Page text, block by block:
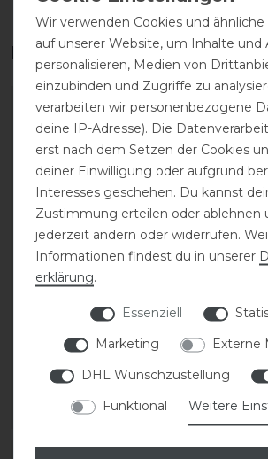
Das perfekte Zubehör
-20%
Covalliero Turnierjacket
FS26 Damen
79,99 € *
ARTIKEL MERKEN
-20%
FS26
79,99 € *
Wir verwenden Cookies und ähnliche
auf unserer Website, um Inhalte und
personalisieren, Medien von
einzubinden und Zugriffe zu
verarbeiten wir personenbezogene
deine IP-Adresse). Die
erst nach dem Setzen der Cookies
deiner Einwilligung oder aufgrund
Interesses geschehen. Du kannst
Zustimmung erteilen oder ablehnen
jederzeit ändern oder widerrufen.
Informationen findest du in unserer
erklärung.
Essenziell
Marketing
Externe
DHL Wunschzustellung
Funktional
Weitere